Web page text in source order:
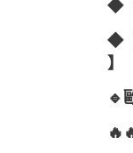
◆
◆
】
🔹